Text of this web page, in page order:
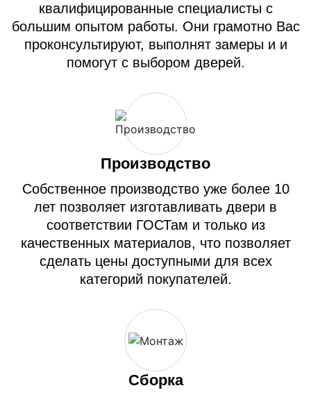
квалифицированные специалисты с
большим опытом работы. Они грамотно Вас
проконсультируют, выполнят замеры и и
помогут с выбором дверей.
Производство
Собственное производство уже более 10
лет позволяет изготавливать двери в
соответствии ГОСТам и только из
качественных материалов, что позволяет
сделать цены доступными для всех
категорий покупателей.
Сборка